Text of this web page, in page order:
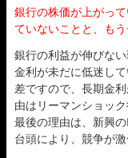
銀行の株価が上がっ
ていないことと、も
銀行の利益が伸びな
金利が未だに低迷し
差ですので、長期金
由はリーマンショッ
最後の理由は、新興
台頭により、競争が